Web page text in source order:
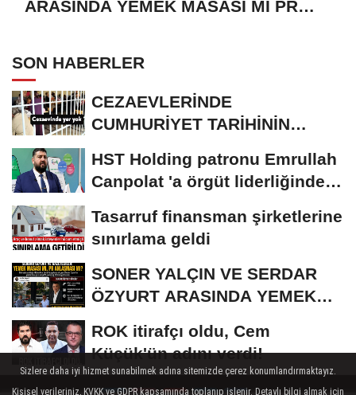
ARASINDA YEMEK MASASI MI PR
SON HABERLER
CEZAEVLERİNDE
CUMHURİYET TARİHİNİN
KİŞİ...
HST Holding patronu Emrullah
Canpolat 'a örgüt liderliğinden
Tasarruf finansman şirketlerine
sınırlama geldi
SONER YALÇIN VE SERDAR
ÖZYURT ARASINDA YEMEK
ROK itirafçı oldu, Cem
Küçük'ün adını verdi!
Sizlere daha iyi hizmet sunabilmek adına sitemizde çerez konumlandırmaktayız.
Kişisel verileriniz, KVKK ve GDPR kapsamında toplanıp işlenir. Detaylı bilgi almak için